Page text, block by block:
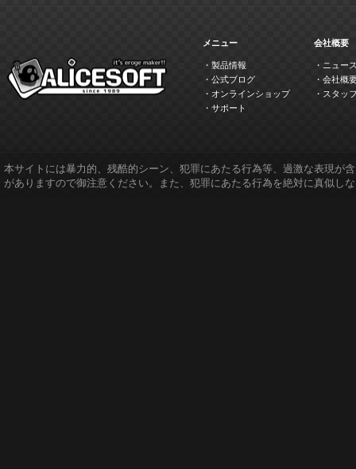
メニュー
・製品情報
・公式ブログ
・オンラインショップ
・サポート
会社概要
・ニュー
・会社概
・スタッ
本サイトには暴力的、残酷的シーン、犯罪にあたる行為等、過激な表現が
がありますので御注意ください。また、犯罪にあたる行為を絶対に真似し